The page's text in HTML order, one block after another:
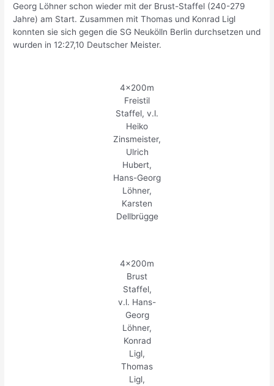
Georg Löhner schon wieder mit der Brust-Staffel (240-279
Jahre) am Start. Zusammen mit Thomas und Konrad Ligl
konnten sie sich gegen die SG Neukölln Berlin durchsetzen und
wurden in 12:27,10 Deutscher Meister.
4x200m
Freistil
Staffel, v.l.
Heiko
Zinsmeister,
Ulrich
Hubert,
Hans-Georg
Löhner,
Karsten
Dellbrügge
4x200m
Brust
Staffel,
v.l. Hans-
Georg
Löhner,
Konrad
Ligl,
Thomas
Ligl,